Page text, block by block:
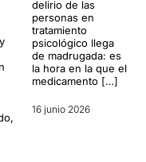
delirio de las
personas en
tratamiento
psicológico llega
de madrugada: es
la hora en la que el
medicamento […]
16 junio 2026